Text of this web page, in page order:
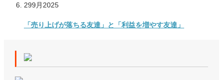
299月 2025
「売り上げが落ちる友達」と「利益を増やす友達」